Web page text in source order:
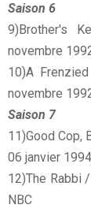
Saison 6
9)Brother's
novembre
10)A
novembre
Saison 7
11)Good Cop,
06 janvier
12)The Rabbi
NBC